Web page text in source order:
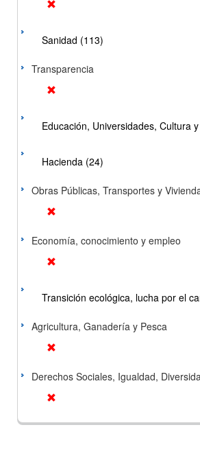
Sanidad (113)
Transparencia
Educación, Universidades, Cultura
Hacienda (24)
Obras Públicas, Transportes y
Economía, conocimiento y empleo
Transición ecológica, lucha por el
Agricultura, Ganadería y Pesca
Derechos Sociales, Igualdad,